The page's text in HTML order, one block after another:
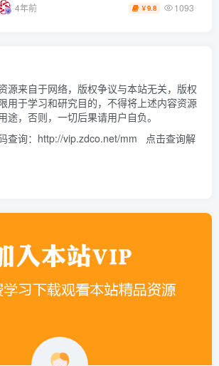
4年前 ￥9.8 1093
源来自于网络，版权争议与本站无关，版权
用于学习和研究目的，不得将上述内容资源
途，否则，一切后果请用户自负。
查询： http://vip.zdco.net/mm
点击查询解